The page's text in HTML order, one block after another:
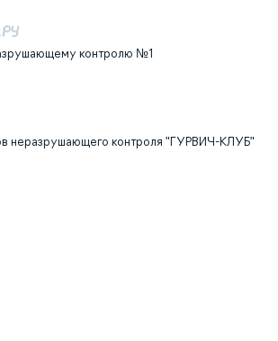
контролю №1
неразрушающего контроля "ГУРВИЧ-КЛУБ"